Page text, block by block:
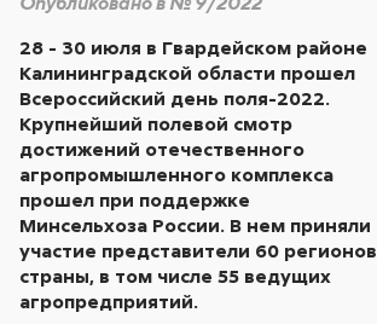
28 - 30 июля в Гвардейском районе
Калининградской области прошел
Всероссийский день поля-2022.
Крупнейший полевой смотр
достижений отечественного
агропромышленного комплекса
прошел при поддержке
Минсельхоза России. В нем приняли
участие представители 60 регионов
страны, в том числе 55 ведущих
агропредприятий.